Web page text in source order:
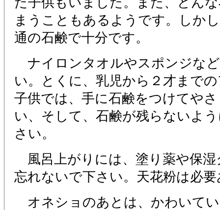
まうこともあるようです。しか
通の石鹸で十分です。
ナイロンタオルやスポンジな
い。とくに、乳児から２才まで
子供では、手に石鹸をつけてや
い、そして、石鹸が残らないよ
さい。
風呂上がりには、塗り薬や保湿
忘れないで下さい。天花粉は必
オネショのあとは、かわいて